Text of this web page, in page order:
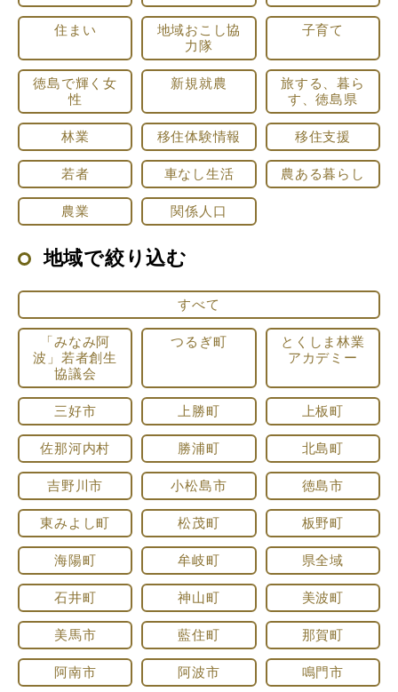
住まい
地域おこし協
力隊
子育て
徳島で輝く女
性
新規就農
旅する、暮ら
す、徳島県
林業 移住体験情報 移住支援
若者 車なし生活 農ある暮らし
農業 関係人口
地域で絞り込む
すべて
「みなみ阿
波」若者創生
協議会
つるぎ町
とくしま林業
アカデミー
三好市 上勝町 上板町
佐那河内村 勝浦町 北島町
吉野川市 小松島市 徳島市
東みよし町 松茂町 板野町
海陽町 牟岐町 県全域
石井町 神山町 美波町
美馬市 藍住町 那賀町
阿南市 阿波市 鳴門市